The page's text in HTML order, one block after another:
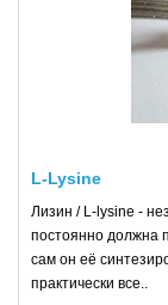
L-Lysine
Лизин / L-lysine -
постоянно должна
сам он её
практически все..